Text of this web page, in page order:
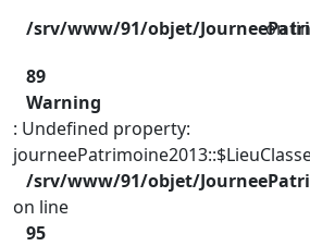
/srv/www/91/objet/
on
89
Warning
: Undefined property:
/srv/www/91/objet/
on line
95